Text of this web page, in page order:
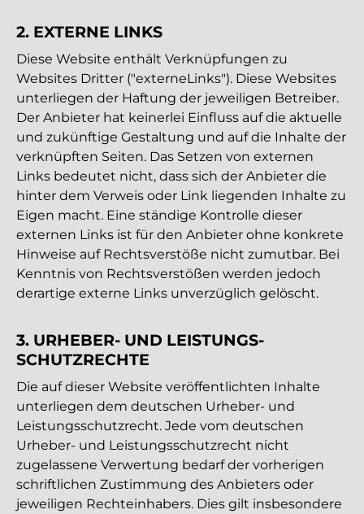
2. EXTERNE LINKS
Diese Website enthält Verknüpfungen zu
Websites Dritter ("externeLinks"). Diese Websites
unterliegen der Haftung der jeweiligen Betreiber.
Der Anbieter hat keinerlei Einfluss auf die aktuelle
und zukünftige Gestaltung und auf die Inhalte der
verknüpften Seiten. Das Setzen von externen
Links bedeutet nicht, dass sich der Anbieter die
hinter dem Verweis oder Link liegenden Inhalte zu
Eigen macht. Eine ständige Kontrolle dieser
externen Links ist für den Anbieter ohne konkrete
Hinweise auf Rechtsverstöße nicht zumutbar. Bei
Kenntnis von Rechtsverstößen werden jedoch
derartige externe Links unverzüglich gelöscht.
3. URHEBER- UND LEISTUNGS­
SCHUTZRECHTE
Die auf dieser Website veröffentlichten Inhalte
unterliegen dem deutschen Urheber- und
Leistungsschutzrecht. Jede vom deutschen
Urheber- und Leistungsschutzrecht nicht
zugelassene Verwertung bedarf der vorherigen
schriftlichen Zustimmung des Anbieters oder
jeweiligen Rechteinhabers. Dies gilt insbesondere